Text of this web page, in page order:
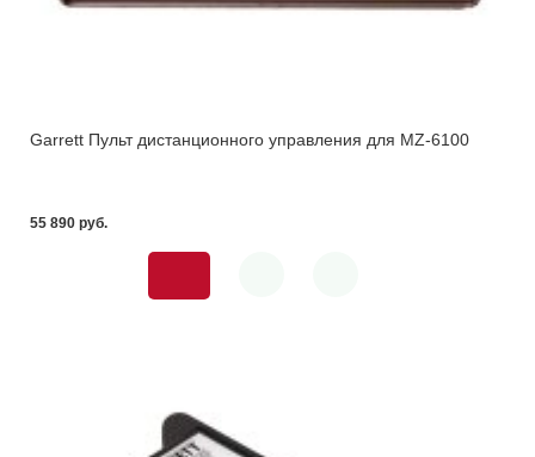
Garrett Пульт дистанционного управления для MZ-6100
55 890 pуб.